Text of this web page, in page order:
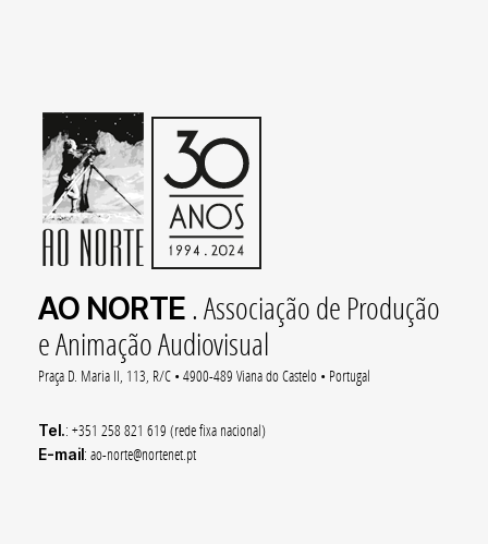
AO NORTE . Associação de Produção
e Animação Audiovisual
Praça D. Maria II, 113, R/C • 4900-489 Viana do Castelo • Portugal
Tel.: +351 258 821 619 (rede fixa nacional)
E-mail: ao-norte@nortenet.pt